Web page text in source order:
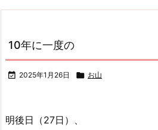
10年に一度の
 2025年1月26日  お山
明後日（27日）、